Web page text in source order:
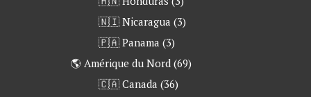
🇳🇮 Nicaragua (3)
🇵🇦 Panama (3)
🌎 Amérique du Nord (69)
🇨🇦 Canada (36)